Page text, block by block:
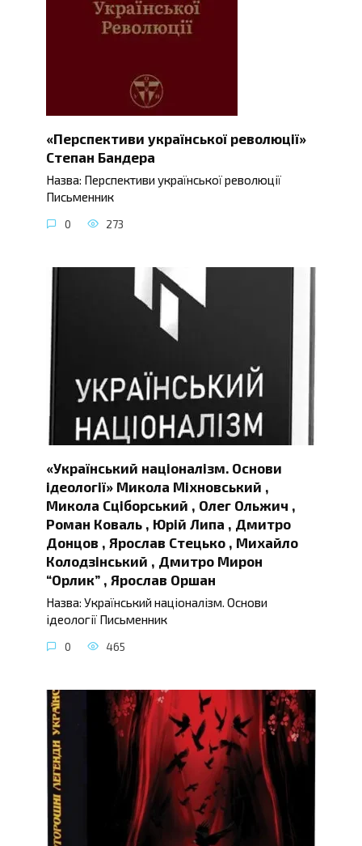
«Перспективи української революції»
Степан Бандера
Назва: Перспективи української революції
Письменник
0 273
«Український націоналізм. Основи
ідеології» Микола Міхновський ,
Микола Сціборський , Олег Ольжич ,
Роман Коваль , Юрій Липа , Дмитро
Донцов , Ярослав Стецько , Михайло
Колодзінський , Дмитро Мирон
“Орлик” , Ярослав Оршан
Назва: Український націоналізм. Основи
ідеології Письменник
0 465